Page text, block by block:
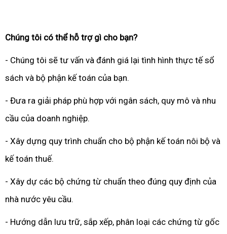
Chúng tôi có thể hỗ trợ gì cho bạn?
- Chúng tôi sẽ tư vấn và đánh giá lại tình hình thực tế sổ
sách và bộ phận kế toán của bạn.
- Đưa ra giải pháp phù hợp với ngân sách, quy mô và nhu
cầu của doanh nghiệp.
- Xây dựng quy trình chuẩn cho bộ phận kế toán nôi bộ và
kế toán thuế.
- Xây dự các bộ chứng từ chuẩn theo đúng quy định của
nhà nước yêu cầu.
- Hướng dẫn lưu trữ, sắp xếp, phân loại các chứng từ gốc